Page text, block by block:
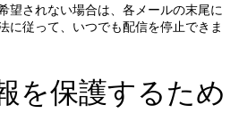
望されない場合は、各メールの末尾に
に従って、いつでも配信を停止できま
を保護するため